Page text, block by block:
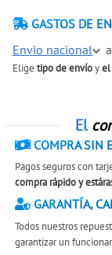
GASTOS DE
Envio nacional
a
Elige tipo de envíoyel
El
COMPRA SIN
Pagos seguros con
compra rápido y
GARANTÍA,
Todos nuestros
garantizar un